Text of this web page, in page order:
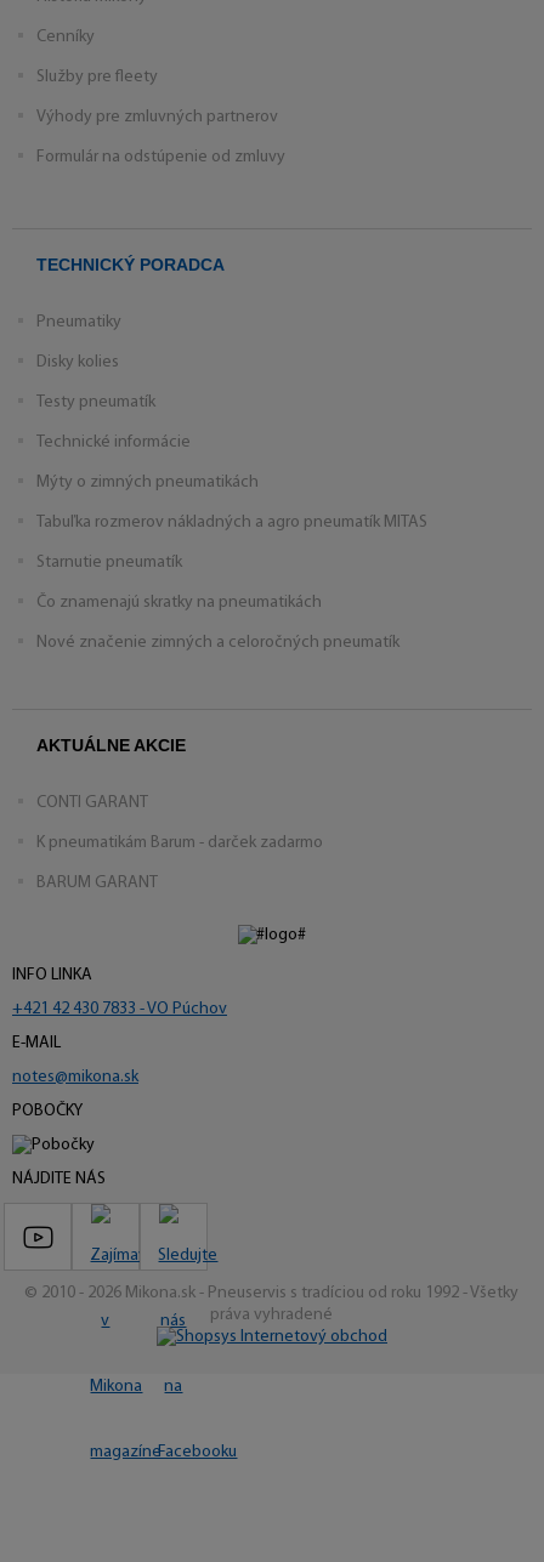
Cenníky
Služby pre fleety
Výhody pre zmluvných partnerov
Formulár na odstúpenie od zmluvy
TECHNICKÝ PORADCA
Pneumatiky
Disky kolies
Testy pneumatík
Technické informácie
Mýty o zimných pneumatikách
Tabuľka rozmerov nákladných a agro pneumatík MITAS
Starnutie pneumatík
Čo znamenajú skratky na pneumatikách
Nové značenie zimných a celoročných pneumatík
AKTUÁLNE AKCIE
CONTI GARANT
K pneumatikám Barum - darček zadarmo
BARUM GARANT
INFO LINKA
+421 42 430 7833 - VO Púchov
E-MAIL
notes@mikona.sk
POBOČKY
NÁJDITE NÁS
© 2010 - 2026 Mikona.sk - Pneuservis s tradíciou od roku 1992 - Všetky
práva vyhradené